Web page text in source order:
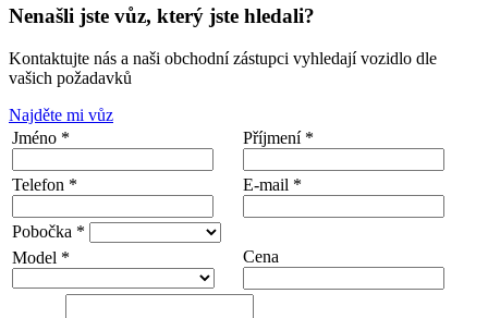
Nenašli jste vůz, který jste hledali?
Kontaktujte nás a naši obchodní zástupci vyhledají vozidlo dle
vašich požadavků
Najděte mi vůz
Jméno *
Příjmení *
Telefon * E-mail *
Pobočka *
Model *
Cena